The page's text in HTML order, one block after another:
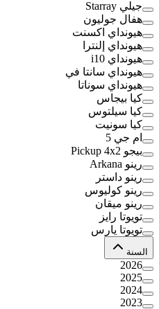
جيلي Starray
هفال جوليون
هيونداي اكسنت
هيونداي إلنترا
هيونداي i10
هيونداي سانتا في
هيونداي سوناتا
كيا بيجاس
كيا سيلتوس
كيا سونيت
ام جي 5
بيجو Pickup 4x2
رينو Arkana
رينو داستر
رينو كوليوس
رينو ميقان
تويوتا رايز
تويوتا يارس
السنة
2026
2025
2024
2023